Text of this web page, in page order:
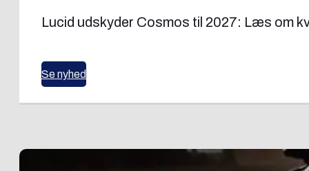
Lucid udskyder Cosmos til 2027: Læs om
Se nyhed